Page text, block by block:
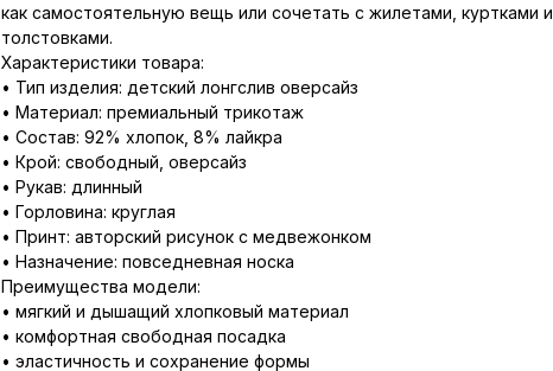
как самостоятельную вещь или сочетать с жилетами, куртками и
толстовками.
Характеристики товара:
• Тип изделия: детский лонгслив оверсайз
• Материал: премиальный трикотаж
• Состав: 92% хлопок, 8% лайкра
• Крой: свободный, оверсайз
• Рукав: длинный
• Горловина: круглая
• Принт: авторский рисунок с медвежонком
• Назначение: повседневная носка
Преимущества модели:
• мягкий и дышащий хлопковый материал
• комфортная свободная посадка
• эластичность и сохранение формы